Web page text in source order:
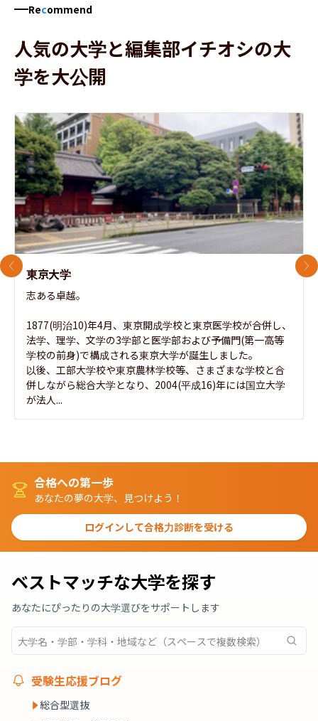
Recommend
人気の大学と編集部イチオシの大
学を大公開
東京大学
志ある卓越。
1877(明治10)年4月、東京開成学校と東京医学校が合併し、
法学、理学、文学の3学部と医学部および予備門(第一高等
学校の前身)で構成される東京大学が誕生しました。
以後、工部大学校や東京農林学校等、さまざまな学校と合
併しながら総合大学となり、2004(平成16)年には国立大学
が法人...
前のスライド 次
合格への第一歩
あなたの夢の大学、見つけよう！
ログインして合格力診断を受ける
ベストマッチな大学を探す
あなたにぴったりの大学選びをサポートします
受験生応援ブログ
総合型選抜